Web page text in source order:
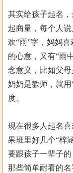
其实给孩子起名
起商量，每个人
欢“雨”字，妈妈喜
的心意，又有“雨
念意义，比如父
奶奶是教师，就用
度。
现在很多人起名
果班里好几个“梓
要跟孩子一辈子
那些简单耐看的